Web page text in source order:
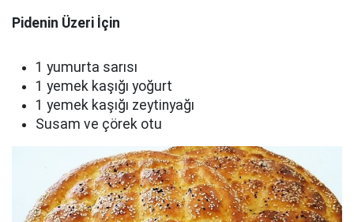
Pidenin Üzeri İçin
1 yumurta sarısı
1 yemek kaşığı yoğurt
1 yemek kaşığı zeytinyağı
Susam ve çörek otu